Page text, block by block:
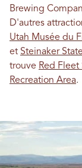
Brewing
D'autres
Utah Musée du
et Steinaker
trouve Red Fleet
Recreation Area.